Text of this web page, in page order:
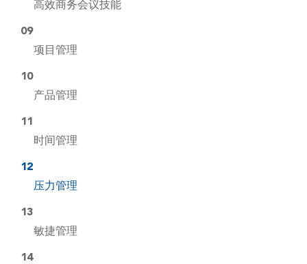
高效商务会议技能
09
项目管理
10
产品管理
11
时间管理
12
压力管理
13
敏捷管理
14